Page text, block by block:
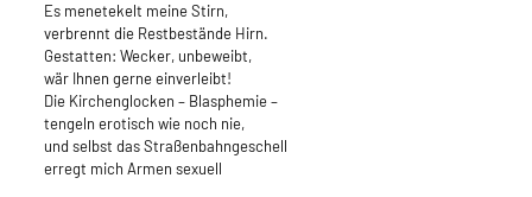
Es menetekelt meine Stirn,
verbrennt die Restbestände Hirn.
Gestatten: Wecker, unbeweibt,
wär Ihnen gerne einverleibt!
Die Kirchenglocken – Blasphemie –
tengeln erotisch wie noch nie,
und selbst das Straßenbahngeschell
erregt mich Armen sexuell